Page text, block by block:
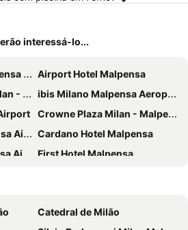
interessá-lo...
Airport Hotel Malpensa
By Ihg
ibis Milano Malpensa Aeroporto
Crowne Plaza Milan - Malpensa Airport By Ihg
Centre
Cardano Hotel Malpensa
First Hotel Malpensa
TRIBE Milano Malpensa
Catedral de Milão